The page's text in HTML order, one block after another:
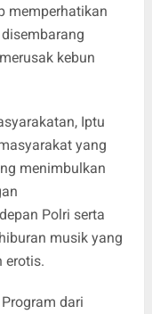
memperhatikan
kebun
Iptu
yang
menimbulkan
Polri serta
musik yang
erotis.
dari